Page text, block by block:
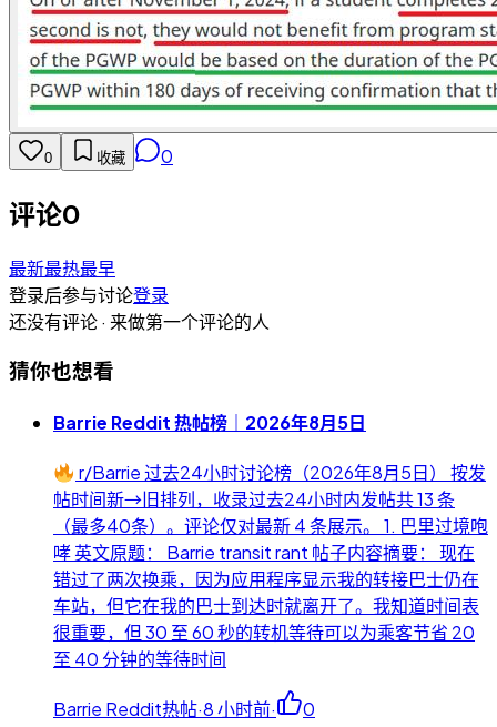
0 收藏 0
评论0
最新最热最早
登录后参与讨论登录
还没有评论 · 来做第一个评论的人
猜你也想看
Barrie Reddit 热帖榜｜2026年8月5日
r/Barrie 过去24小时讨论榜（2026年8月5日） 按发
帖时间新→旧排列，收录过去24小时内发帖共 13 条
（最多40条）。评论仅对最新 4 条展示。 1. 巴里过境咆
哮 英文原题： Barrie transit rant 帖子内容摘要： 现在
错过了两次换乘，因为应用程序显示我的转接巴士仍在
车站，但它在我的巴士到达时就离开了。我知道时间表
很重要，但 30 至 60 秒的转机等待可以为乘客节省 20
至 40 分钟的等待时间
Barrie Reddit热帖·8 小时前· 0